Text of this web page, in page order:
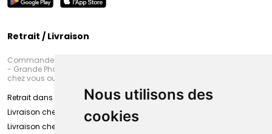
Nous utilisons des
cookies
Retrait / Livraison
Commandez en ligne et venez chercher votre commande à Amiens
- Grande Pharmacie d’Amiens (Fachon) ou recevez-là rapidement
chez vous ou en point retrait
Retrait dans la pharmacie d’Amiens
Livraison chez vous
Livraison chez votre commerçant